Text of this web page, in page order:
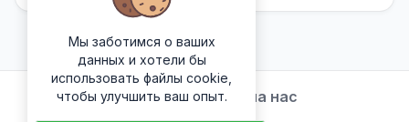
Подписывайтесь на нас
Мы заботимся о ваших
данных и хотели бы
использовать файлы cookie,
чтобы улучшить ваш опыт.